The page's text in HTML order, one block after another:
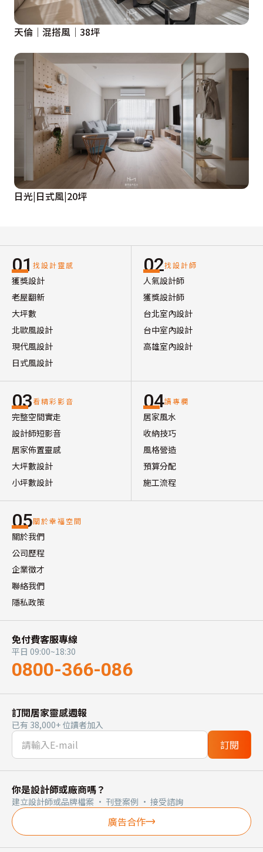
天倫│混搭風│38坪
日光|日式風|20坪
01 找設計靈感
獲獎設計
老屋翻新
大坪數
北歐風設計
現代風設計
日式風設計
02找設計師
人氣設計師
獲獎設計師
台北室內設計
台中室內設計
高雄室內設計
03看精彩影音
完整空間實走
設計師短影音
居家佈置靈感
大坪數設計
小坪數設計
04讀專欄
居家風水
收納技巧
風格營造
預算分配
施工流程
05關於幸福空間
關於我們
公司歷程
企業徵才
聯絡我們
隱私政策
免付費客服專線
平日 09:00~18:30
0800-366-086
訂閱居家靈感週報
已有 38,000+ 位讀者加入
訂閱
你是設計師或廠商嗎？
建立設計師或品牌檔案 · 刊登案例 · 接受諮詢
廣告合作